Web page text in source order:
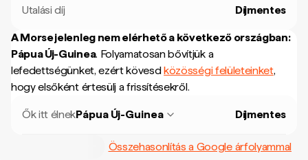
Utalási díj Díjmentes
A Morse jelenleg nem elérhető a következő országban:
Pápua Új-Guinea. Folyamatosan bővítjük a
lefedettségünket, ezért kövesdközösségi felületeinket,
hogy elsőként értesülj a frissítésekről.
Ők itt élnekPápua Új-Guinea Díjmentes
Összehasonlítás a Google árfolyammal